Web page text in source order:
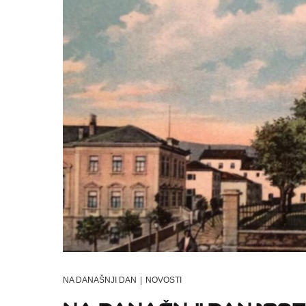
NA DANAŠNJI DAN | NOVOSTI